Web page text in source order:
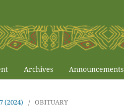
Archives Announcements
(2024) / OBITUARY